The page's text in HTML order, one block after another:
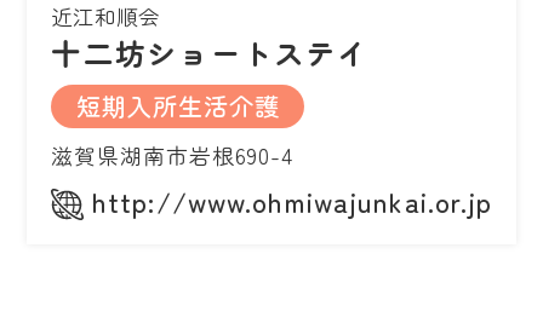
近江和順会
十二坊ショートステイ
短期入所生活介護
滋賀県湖南市岩根690-4
http://www.ohmiwajunkai.or.jp